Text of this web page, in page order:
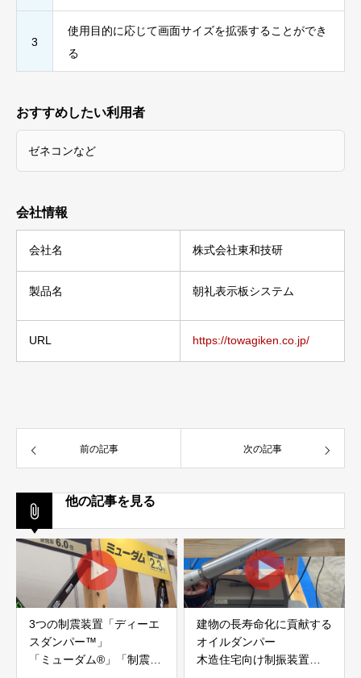
3
使用目的に応じて画面サイズを拡張することができ
る
おすすめしたい利用者
ゼネコンなど
会社情報
会社名 株式会社東和技研
製品名 朝礼表示板システム
URL https://towagiken.co.jp/
前の記事 次の記事
他の記事を見る
3つの制震装置「ディーエ
スダンパー™」
「ミューダム®」「制震テ
建物の長寿命化に貢献する
オイルダンパー
木造住宅向け制振装置